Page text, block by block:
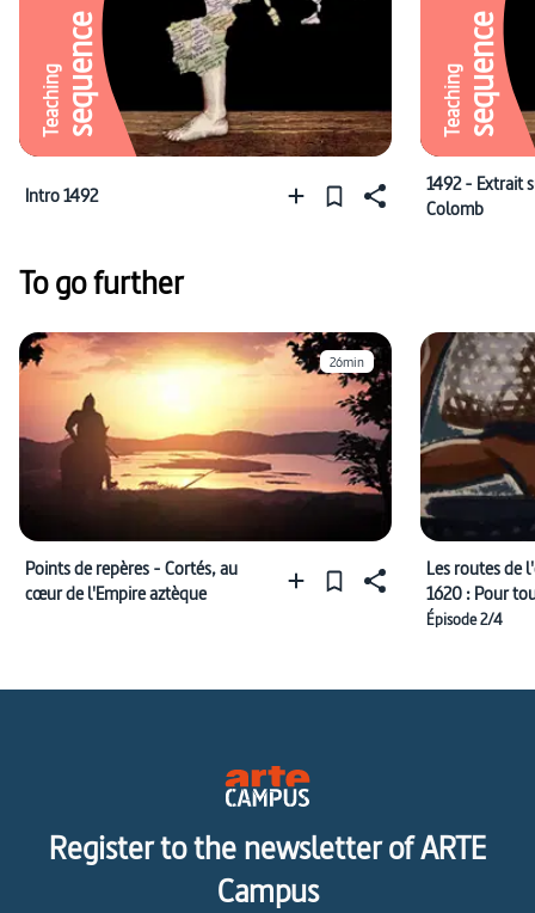
Teachingsequence
Intro 1492
Teachingsequence
1492 - Extrait
Colomb
To go further
26min
Points de repères - Cortés, au
cœur de l'Empire aztèque
Les routes de
1620 : Pour
Épisode 2/4
Register to the newsletter of ARTE
Campus